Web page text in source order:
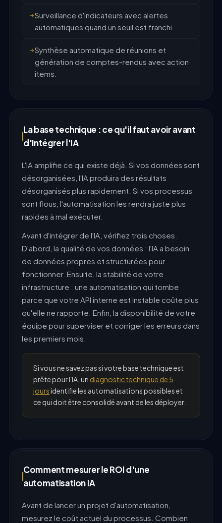
Surveillance d'indicateurs avec alertes
automatiques quand un seuil est franchi.
Synthèse automatique de réunions et
génération de comptes-rendus avec action
items.
La base technique : ce qu'il faut avoir avant
d'intégrer l'IA
L'IA amplifie ce qui existe déjà. Si vos données sont
désorganisées, l'IA produira des résultats
désorganisés plus rapidement. Si vos processus
sont flous, l'automatisation les rendra juste plus
rapides à mal exécuter.
Avant d'intégrer de l'IA, vérifiez trois choses.
D'abord, la qualité de vos données : l'IA a besoin
de données propres et structurées pour
fonctionner. Ensuite, la stabilité de votre
infrastructure : une automatisation qui tombe
parce que votre API interne est instable coûte plus
qu'elle ne rapporte. Enfin, la disponibilité de votre
équipe pour superviser et corriger les erreurs dans
les premiers mois.
Si vous ne savez pas si votre base technique est
prête pour l'IA, un diagnostic technique de 5
joursidentifie les automatisations possibles et
ce qui doit être consolidé avant de les déployer.
Comment mesurer le ROI d'une
automatisation IA
Avant de lancer un projet d'automatisation,
mesurez le coût actuel du processus. Combien